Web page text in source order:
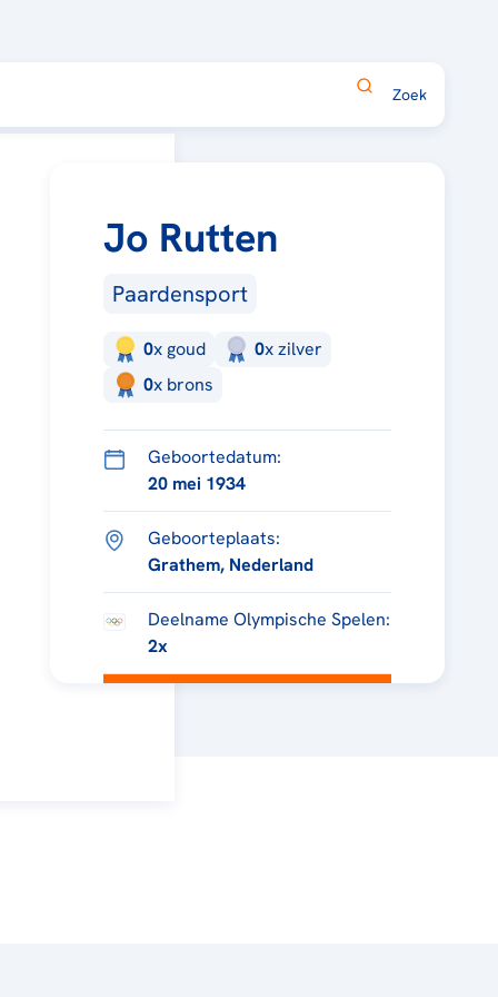
Jo Rutten
Paardensport
0x goud 0xzilver
0x brons
Geboortedatum:
20 mei 1934
Geboorteplaats:
Grathem, Nederland
Deelname Olympische Spelen:
2x